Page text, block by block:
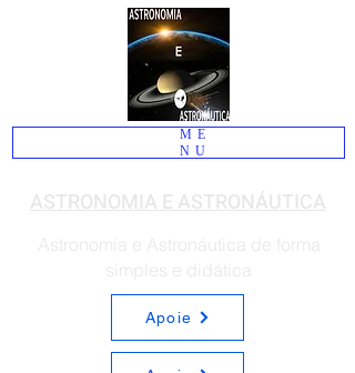
ASTRONOMIA E ASTRONÁUTICA
ME
NU
Astronomia e Astronáutica de forma
simples e didática
Apoie